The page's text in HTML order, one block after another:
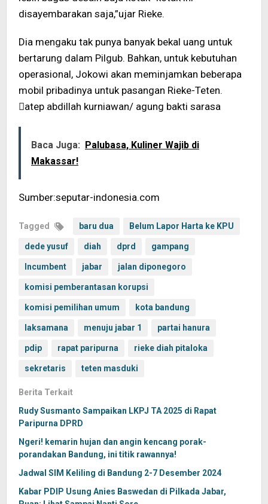
disayembarakan saja,”ujar Rieke.
Dia mengaku tak punya banyak bekal uang untuk
bertarung dalam Pilgub. Bahkan, untuk kebutuhan
operasional, Jokowi akan meminjamkan beberapa
mobil pribadinya untuk pasangan Rieke-Teten.
atep abdillah kurniawan/ agung bakti sarasa
Baca Juga: Palubasa, Kuliner Wajib di
Makassar!
Sumber:seputar-indonesia.com
Tagged baru dua Belum Lapor Harta ke KPU
dede yusuf diah dprd gampang
Incumbent jabar jalan diponegoro
komisi pemberantasan korupsi
komisi pemilihan umum kota bandung
laksamana menuju jabar 1 partai hanura
pdip rapat paripurna rieke diah pitaloka
sekretaris teten masduki
Berita Terkait
Rudy Susmanto Sampaikan LKPJ TA 2025 di Rapat
Paripurna DPRD
Ngeri! kemarin hujan dan angin kencang porak-
porandakan Bandung, ini titik rawannya!
Jadwal SIM Keliling di Bandung 2-7 Desember 2024
Kabar PDIP Usung Anies Baswedan di Pilkada Jabar,